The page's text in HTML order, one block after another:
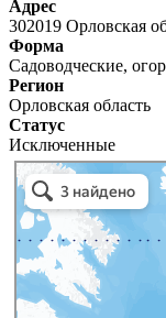
Адрес
302019 Орловская
Форма
Садоводческие,
Регион
Орловская область
Статус
Исключенные